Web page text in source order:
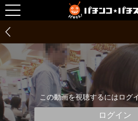
この動画を視聴するにはログ
ログイン